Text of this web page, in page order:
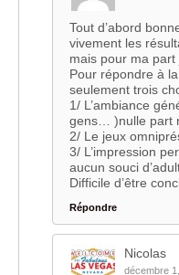
Tout d’abord
vivement les
mais pour ma
Pour répondre à
seulement trois
1/ L’ambiance
gens… )nulle part
2/ Le jeux
3/ L’impression
aucun souci
Difficile d’être
Répondre
Nicolas
décembre